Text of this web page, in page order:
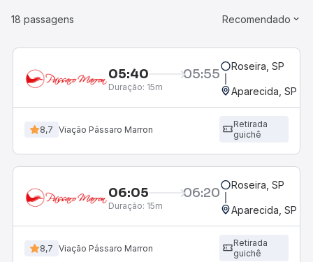
18 passagens Recomendado
05:40 05:55
Duração: 15m
Roseira, SP
Aparecida, SP -
8,7 Viação Pássaro Marron
Retirada
guichê
06:05 06:20
Duração: 15m
Roseira, SP
Aparecida, SP -
8,7 Viação Pássaro Marron
Retirada
guichê